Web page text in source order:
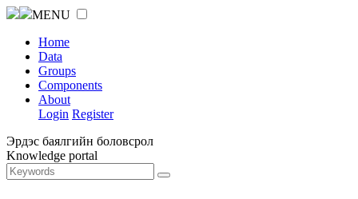
MENU
Home
Data
Groups
Components
About
Login Register
Эрдэс баялгийн боловсрол
Knowledge portal